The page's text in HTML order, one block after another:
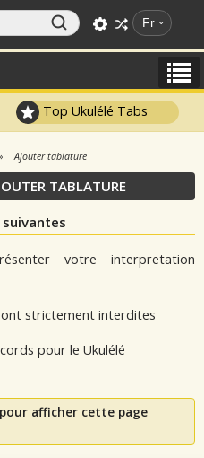
Fr
Top Ukulélé Tabs
Ajouter tablature
TABLATURE
votre interpretation
strictement interdites
pour le Ukulélé
afficher cette page